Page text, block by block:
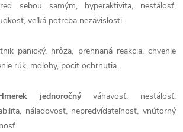
sebou samým, hyperaktivita, nestálosť,
veľká potreba nezávislosti.
panický, hrôza, prehnaná reakcia, chvenie
rúk, mdloby, pocit ochrnutia.
jednoročnýváhavosť, nestálosť,
náladovosť, nepredvídateľnosť, vnútorný